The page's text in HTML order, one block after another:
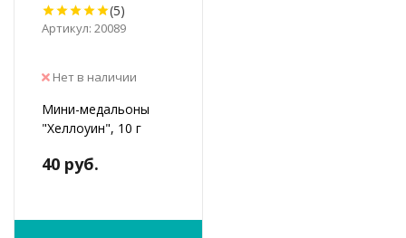
(5)
Артикул: 20089
Нет в наличии
Мини-медальоны
"Хеллоуин", 10 г
40 руб.